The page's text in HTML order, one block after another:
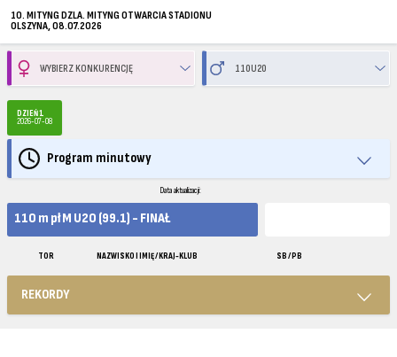
10. MITYNG DZLA. MITYNG OTWARCIA STADIONU
OLSZYNA, 08.07.2026
DZIEŃ 1
2026-07-08
Program minutowy
Data aktualizacji:
110 m pł M U20 (99.1) - FINAŁ
TOR NAZWISKO I IMIĘ / KRAJ-KLUB SB / PB
REKORDY